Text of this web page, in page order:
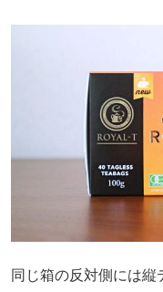
同じ箱の反対側には